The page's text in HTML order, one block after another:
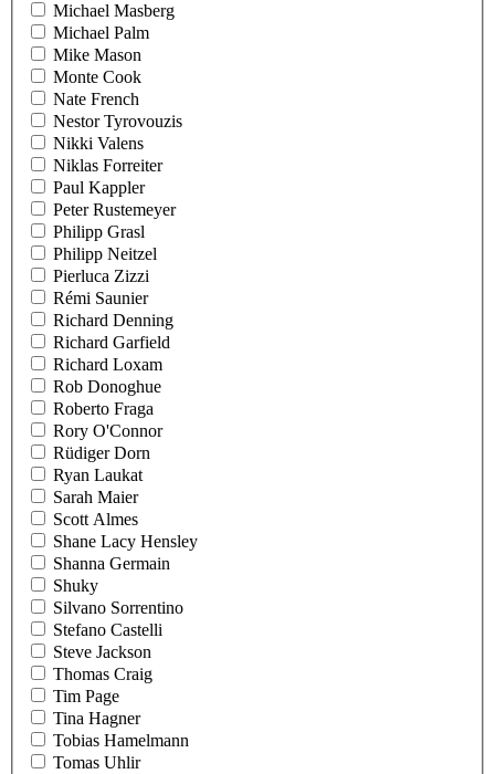
Michael Masberg
Michael Palm
Mike Mason
Monte Cook
Nate French
Nestor Tyrovouzis
Nikki Valens
Niklas Forreiter
Paul Kappler
Peter Rustemeyer
Philipp Grasl
Philipp Neitzel
Pierluca Zizzi
Rémi Saunier
Richard Denning
Richard Garfield
Richard Loxam
Rob Donoghue
Roberto Fraga
Rory O'Connor
Rüdiger Dorn
Ryan Laukat
Sarah Maier
Scott Almes
Shane Lacy Hensley
Shanna Germain
Shuky
Silvano Sorrentino
Stefano Castelli
Steve Jackson
Thomas Craig
Tim Page
Tina Hagner
Tobias Hamelmann
Tomas Uhlir